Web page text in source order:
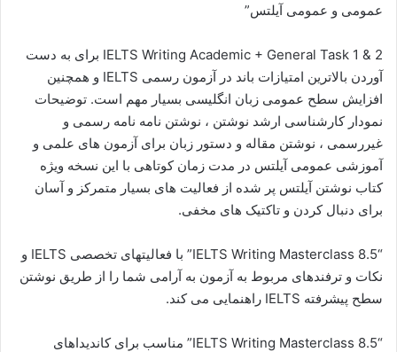
عمومی و عمومی آیلتس”
IELTS Writing Academic + General Task 1 & 2 برای به دست
آوردن بالاترین امتیازات باند در آزمون رسمی IELTS و همچنین
افزایش سطح عمومی زبان انگلیسی بسیار مهم است. توضیحات
نمودار کارشناسی ارشد نوشتن ، نوشتن نامه نامه رسمی و
غیررسمی ، نوشتن مقاله و دستور زبان برای آزمون های علمی و
آموزشی عمومی آیلتس در مدت زمان کوتاهی با این نسخه ویژه
کتاب نوشتن آیلتس پر شده از فعالیت های بسیار متمرکز و آسان
برای دنبال کردن و تاکتیک های مخفی.
“IELTS Writing Masterclass 8.5” با فعالیتهای تخصصی IELTS و
نکات و ترفندهای مربوط به آزمون به آرامی شما را از طریق نوشتن
سطح پیشرفته IELTS راهنمایی می کند.
“IELTS Writing Masterclass 8.5” مناسب برای کاندیداهای